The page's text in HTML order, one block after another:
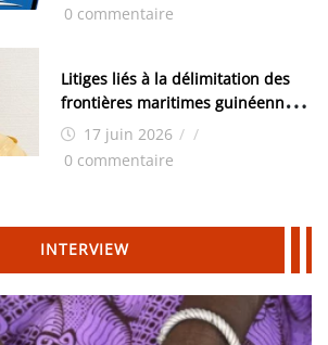
0 commentaire
Litiges liés à la délimitation des
frontières maritimes guinéennes:
Idrissa Chérif écrit au ministre
des Hydrocarbures
17 juin 2026 / /
0 commentaire
INTERVIEW